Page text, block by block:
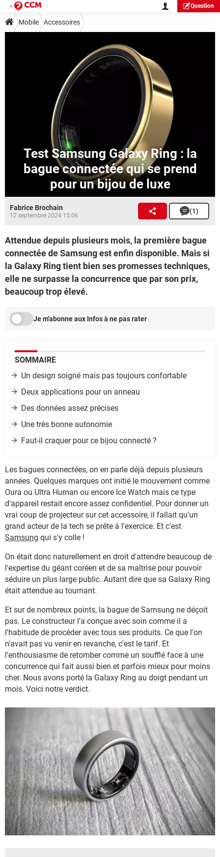
Question
Mobile Accessoires
Test Samsung Galaxy Ring : la
bague connectée qui se prend
pour un bijou de luxe
Fabrice Brochain
12 septembre 2024 15:06
(1)
Attendue depuis plusieurs mois, la première bague
connectée de Samsung est enfin disponible. Mais si
la Galaxy Ring tient bien ses promesses techniques,
elle ne surpasse la concurrence que par son prix,
beaucoup trop élevé.
Je m'abonne aux Infos à ne pas rater
SOMMAIRE
Un design soigné mais pas toujours confortable
Deux applications pour un anneau
Des données assez précises
Une très bonne autonomie
Faut-il craquer pour ce bijou connecté ?
Les bagues connectées, on en parle déjà depuis plusieurs
années. Quelques marques ont initié le mouvement comme
Oura ou Ultra Human ou encore Ice Watch mais ce type
d'appareil restait encore assez confidentiel. Pour donner un
vrai coup de projecteur sur cet accessoire, il fallait qu'un
grand acteur de la tech se prête à l'exercice. Et c'est
Samsung qui s'y colle !
On était donc naturellement en droit d'attendre beaucoup de
l'expertise du géant coréen et de sa maîtrise pour pouvoir
séduire un plus large public. Autant dire que sa Galaxy Ring
était attendue au tournant.
Et sur de nombreux points, la bague de Samsung ne déçoit
pas. Le constructeur l'a conçue avec soin comme il a
l'habitude de procéder avec tous ses produits. Ce que l'on
n'avait pas vu venir en revanche, c'est le tarif. Et
l'enthousiasme de retomber comme un soufflé face à une
concurrence qui fait aussi bien et parfois mieux pour moins
cher. Nous avons porté la Galaxy Ring au doigt pendant un
mois. Voici notre verdict.